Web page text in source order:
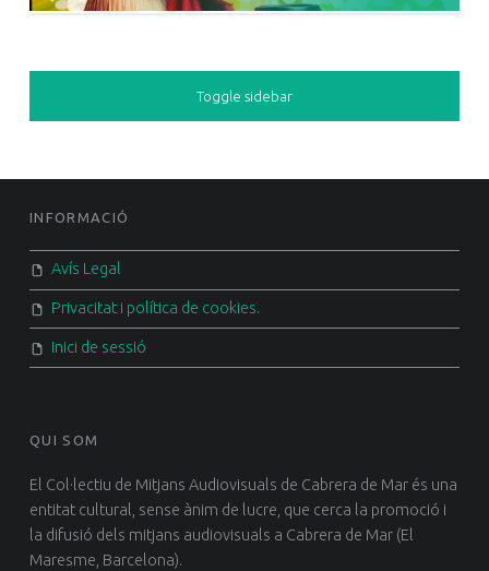
SIDEBAR
Toggle sidebar
FOOTER SIDEBAR
INFORMACIÓ
Avís Legal
Privacitat i política de cookies.
Inici de sessió
QUI SOM
El Col·lectiu de Mitjans Audiovisuals de Cabrera de Mar és una
entitat cultural, sense ànim de lucre, que cerca la promoció i
la difusió dels mitjans audiovisuals a Cabrera de Mar (El
Maresme, Barcelona).